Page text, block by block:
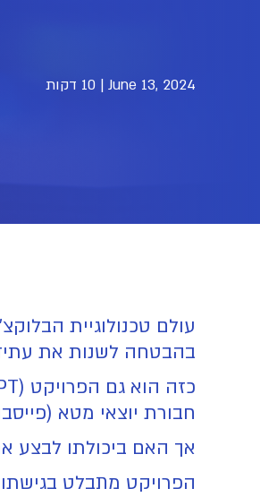
June 13, 2024
| 10 דקות
עולם טכנולוגיית
בהבטחה לשנות את עתיד
חבורת יוצאי מטא
אך האם ביכולתו לבצע
הפרויקט מתבלט